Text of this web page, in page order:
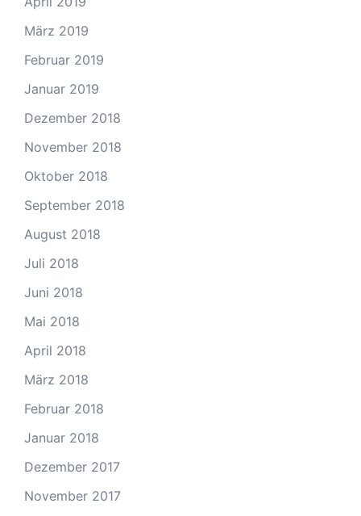
März 2019
Februar 2019
Januar 2019
Dezember 2018
November 2018
Oktober 2018
September 2018
August 2018
Juli 2018
Juni 2018
Mai 2018
April 2018
März 2018
Februar 2018
Januar 2018
Dezember 2017
November 2017